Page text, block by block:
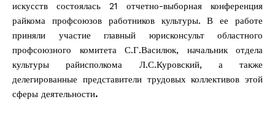
искусств состоялась 21 отчетно-выборная конференция
райкома профсоюзов работников культуры. В ее работе
приняли участие главный юрисконсульт областного
профсоюзного комитета С.Г.Василюк, начальник отдела
культуры райисполкома Л.С.Куровский, а также
делегированные представители трудовых коллективов этой
сферы деятельности.